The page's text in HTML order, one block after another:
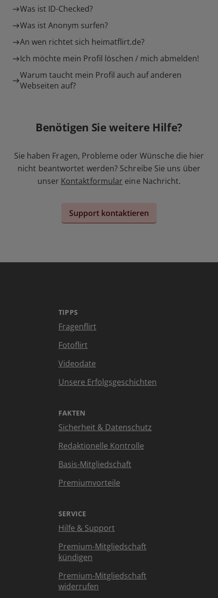
Was ist ID-Checked?
Was ist Anonym surfen?
An wen richtet sich heimatflirt.de?
Ich möchte mein Profil löschen / mich abmelden!
Warum taucht mein Profil auch auf anderen
Webseiten auf?
Benötigen Sie weitere Hilfe?
Sie haben Fragen, Probleme oder Wünsche die hier
nicht beantwortet werden? Schreibe Sie uns über
unser Kontaktformular eine Nachricht.
Support kontaktieren
TIPPS
Fragenflirt
Fotoflirt
Videodate
Unsere Erfolgsgeschichten
FAKTEN
Sicherheit & Datenschutz
Redaktionelle Kontrolle
Basis-Mitgliedschaft
Premiumvorteile
SERVICE
Hilfe & Support
Premium-Mitgliedschaft
kündigen
Premium-Mitgliedschaft
widerrufen